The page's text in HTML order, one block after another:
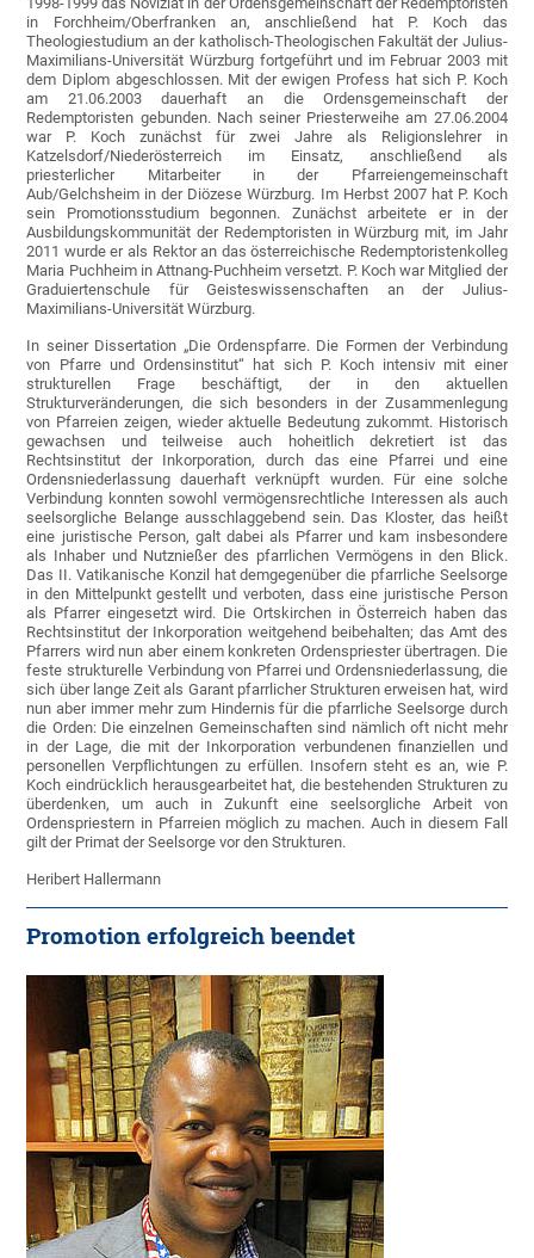
in Forchheim/Oberfranken an, anschließend hat P. Koch das
Theologiestudium an der katholisch-Theologischen Fakultät der Julius-
Maximilians-Universität Würzburg fortgeführt und im Februar 2003 mit
dem Diplom abgeschlossen. Mit der ewigen Profess hat sich P. Koch
am 21.06.2003 dauerhaft an die Ordensgemeinschaft der
Redemptoristen gebunden. Nach seiner Priesterweihe am 27.06.2004
war P. Koch zunächst für zwei Jahre als Religionslehrer in
Katzelsdorf/Niederösterreich im Einsatz, anschließend als
priesterlicher Mitarbeiter in der Pfarreiengemeinschaft
Aub/Gelchsheim in der Diözese Würzburg. Im Herbst 2007 hat P. Koch
sein Promotionsstudium begonnen. Zunächst arbeitete er in der
Ausbildungskommunität der Redemptoristen in Würzburg mit, im Jahr
2011 wurde er als Rektor an das österreichische Redemptoristenkolleg
Maria Puchheim in Attnang-Puchheim versetzt. P. Koch war Mitglied der
Graduiertenschule für Geisteswissenschaften an der Julius-
Maximilians-Universität Würzburg.
In seiner Dissertation „Die Ordenspfarre. Die Formen der Verbindung
von Pfarre und Ordensinstitut“ hat sich P. Koch intensiv mit einer
strukturellen Frage beschäftigt, der in den aktuellen
Strukturveränderungen, die sich besonders in der Zusammenlegung
von Pfarreien zeigen, wieder aktuelle Bedeutung zukommt. Historisch
gewachsen und teilweise auch hoheitlich dekretiert ist das
Rechtsinstitut der Inkorporation, durch das eine Pfarrei und eine
Ordensniederlassung dauerhaft verknüpft wurden. Für eine solche
Verbindung konnten sowohl vermögensrechtliche Interessen als auch
seelsorgliche Belange ausschlaggebend sein. Das Kloster, das heißt
eine juristische Person, galt dabei als Pfarrer und kam insbesondere
als Inhaber und Nutznießer des pfarrlichen Vermögens in den Blick.
Das II. Vatikanische Konzil hat demgegenüber die pfarrliche Seelsorge
in den Mittelpunkt gestellt und verboten, dass eine juristische Person
als Pfarrer eingesetzt wird. Die Ortskirchen in Österreich haben das
Rechtsinstitut der Inkorporation weitgehend beibehalten; das Amt des
Pfarrers wird nun aber einem konkreten Ordenspriester übertragen. Die
feste strukturelle Verbindung von Pfarrei und Ordensniederlassung, die
sich über lange Zeit als Garant pfarrlicher Strukturen erweisen hat, wird
nun aber immer mehr zum Hindernis für die pfarrliche Seelsorge durch
die Orden: Die einzelnen Gemeinschaften sind nämlich oft nicht mehr
in der Lage, die mit der Inkorporation verbundenen finanziellen und
personellen Verpflichtungen zu erfüllen. Insofern steht es an, wie P.
Koch eindrücklich herausgearbeitet hat, die bestehenden Strukturen zu
überdenken, um auch in Zukunft eine seelsorgliche Arbeit von
Ordenspriestern in Pfarreien möglich zu machen. Auch in diesem Fall
gilt der Primat der Seelsorge vor den Strukturen.
Heribert Hallermann
Promotion erfolgreich beendet